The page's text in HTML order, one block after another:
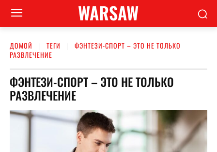
WARSAW
ДОМОЙ ТЕГИ
ФЭНТЕЗИ-СПОРТ – ЭТО НЕ ТОЛЬКО
РАЗВЛЕЧЕНИЕ
ФЭНТЕЗИ-СПОРТ – ЭТО НЕ ТОЛЬКО
РАЗВЛЕЧЕНИЕ